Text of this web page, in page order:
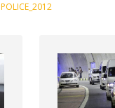
POLICE_2012